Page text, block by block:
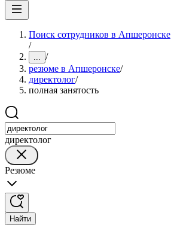
Поиск сотрудников в Апшеронске
/
... /
резюме в Апшеронске/
директолог/
полная занятость
директолог
Резюме
Найти